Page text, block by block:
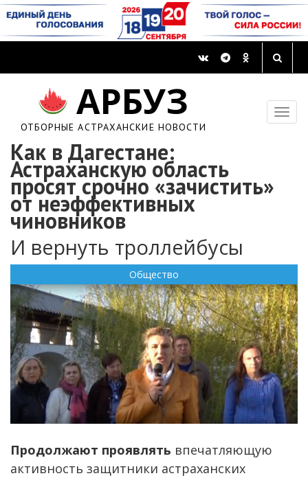
АРБУЗ
ОТБОРНЫЕ АСТРАХАНСКИЕ НОВОСТИ
Как в Дагестане:
Астраханскую область
просят срочно «зачистить»
от неэффективных
чиновников
И вернуть троллейбусы
Общество
Продолжают проявлять впечатляющую
активность защитники астраханских